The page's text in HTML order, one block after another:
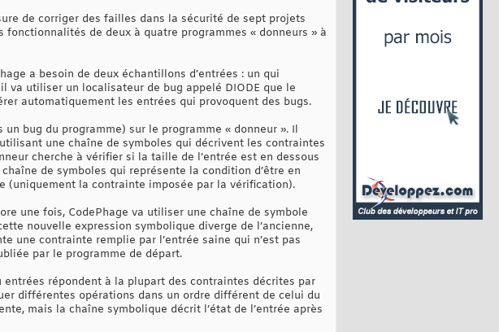
de corriger des failles dans la sécurité de sept projets
de deux à quatre programmes « donneurs » à
a besoin de deux échantillons d’entrées : un qui
va utiliser un localisateur de bug appelé DIODE que le
automatiquement les entrées qui provoquent des bugs.
bug du programme) sur le programme « donneur ». Il
une chaîne de symboles qui décrivent les contraintes
cherche à vérifier si la taille de l’entrée est en dessous
de symboles qui représente la condition d’être en
(uniquement la contrainte imposée par la vérification).
une fois, CodePhage va utiliser une chaîne de symbole
nouvelle expression symbolique diverge de l’ancienne,
une contrainte remplie par l’entrée saine qui n’est pas
par le programme de départ.
répondent à la plupart des contraintes décrites par
différentes opérations dans un ordre différent de celui du
mais la chaîne symbolique décrit l’état de l’entrée après